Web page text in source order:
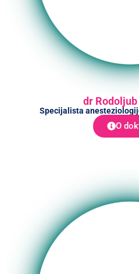
dr
Specijalista
O